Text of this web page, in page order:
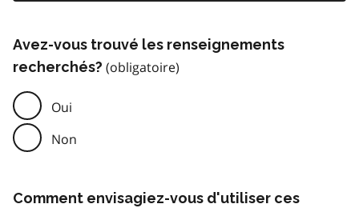
Avez-vous trouvé les renseignements
recherchés?
Oui
Non
Comment envisagiez-vous d'utiliser ces